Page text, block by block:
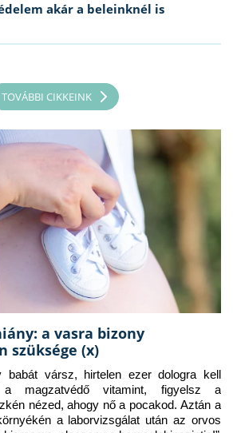
akár a beleinknél is
TOVÁBBI CIKKEINK
a vasra bizony
szüksége (x)
babát vársz, hirtelen ezer dologra kell
a magzatvédő vitamint, figyelsz a
nézed, ahogy nő a pocakod. Aztán a
a laborvizsgálat után az orvos